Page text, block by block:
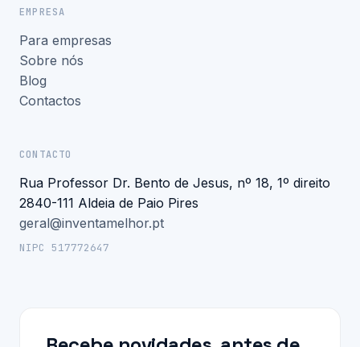
EMPRESA
Para empresas
Sobre nós
Blog
Contactos
CONTACTO
Rua Professor Dr. Bento de Jesus, nº 18, 1º direito
2840-111 Aldeia de Paio Pires
geral@inventamelhor.pt
NIPC 517772647